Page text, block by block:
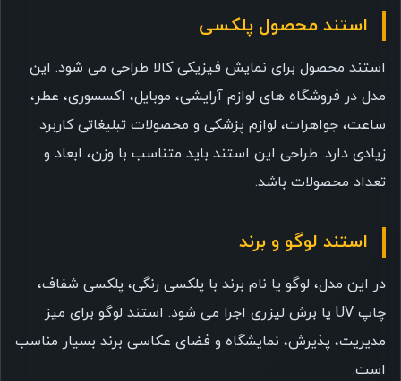
استند محصول پلکسی
استند محصول برای نمایش فیزیکی کالا طراحی می شود. این
مدل در فروشگاه های لوازم آرایشی، موبایل، اکسسوری، عطر،
ساعت، جواهرات، لوازم پزشکی و محصولات تبلیغاتی کاربرد
زیادی دارد. طراحی این استند باید متناسب با وزن، ابعاد و
تعداد محصولات باشد.
استند لوگو و برند
در این مدل، لوگو یا نام برند با پلکسی رنگی، پلکسی شفاف،
چاپ UV یا برش لیزری اجرا می شود. استند لوگو برای میز
مدیریت، پذیرش، نمایشگاه و فضای عکاسی برند بسیار مناسب
است.